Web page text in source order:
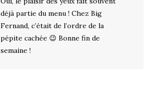
déjà partie du menu ! Chez Big
Fernand, c’était de l’ordre de la
pépite cachée 😉 Bonne fin de
semaine !